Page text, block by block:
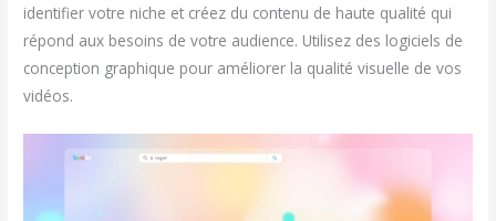
identifier votre niche et créez du contenu de haute qualité qui
répond aux besoins de votre audience. Utilisez des logiciels de
conception graphique pour améliorer la qualité visuelle de vos
vidéos.